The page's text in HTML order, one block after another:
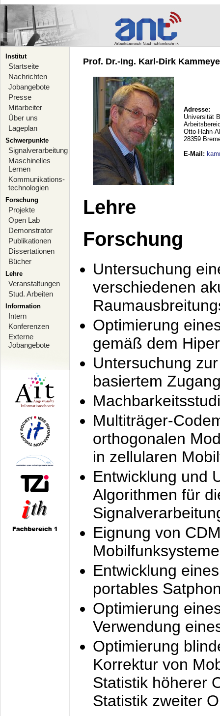
Institut
Startseite
Nachrichten
Jobangebote
Presse
Mitarbeiter
Über uns
Lageplan
Schwerpunkte
Signalverarbeitung
Maschinelles
Lernen
Kommunikations-
technologien
Forschung
Projekte
Open Lab
Demonstrator
Publikationen
Dissertationen
Bücher
Lehre
Veranstaltungen
Stud. Arbeiten
Information
Intern
Konferenzen
Externe
Jobangebote
Prof. Dr.-Ing. Karl-Dirk
Adresse:
Universität
Otto-Hahn-
28359
E-Mail :
Lehre
Forschung
Untersuchung
verschiedenen
Optimierung
gemäß dem
Untersuchung
basiertem
Multiträger-
orthogonalen
in zellularen
Entwicklung und
Algorithmen für
Eignung von
Mobilfunksysteme
Entwicklung
portables
Optimierung
Verwendung
Optimierung
Korrektur von
Statistik höherer
Statistik zweiter